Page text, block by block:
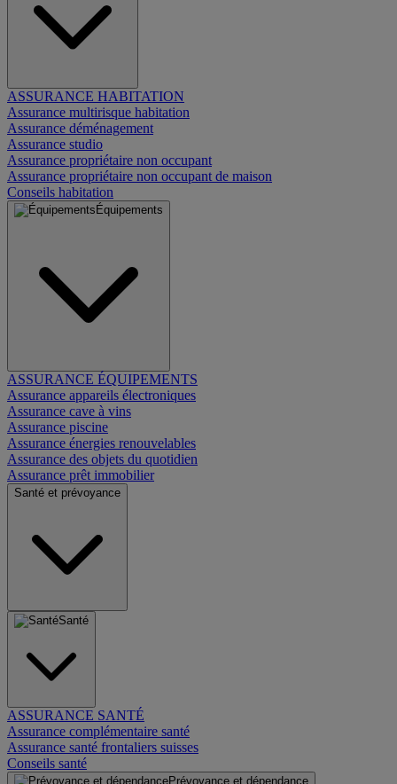
ASSURANCE HABITATION
Assurance multirisque habitation
Assurance déménagement
Assurance studio
Assurance propriétaire non occupant
Assurance propriétaire non occupant de maison
Conseils habitation
Équipements
ASSURANCE ÉQUIPEMENTS
Assurance appareils électroniques
Assurance cave à vins
Assurance piscine
Assurance énergies renouvelables
Assurance des objets du quotidien
Assurance prêt immobilier
Santé et prévoyance
Santé
ASSURANCE SANTÉ
Assurance complémentaire santé
Assurance santé frontaliers suisses
Conseils santé
Prévoyance et dépendance